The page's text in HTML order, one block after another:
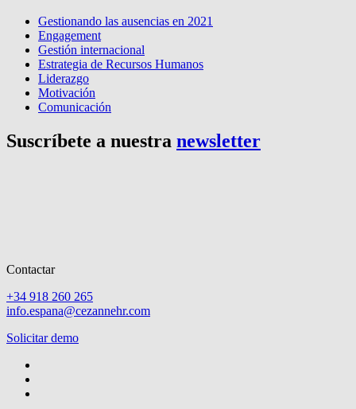
Gestionando las ausencias en 2021
Engagement
Gestión internacional
Estrategia de Recursos Humanos
Liderazgo
Motivación
Comunicación
Suscríbete a nuestra newsletter
Contactar
+34 918 260 265
info.espana@cezannehr.com
Solicitar demo